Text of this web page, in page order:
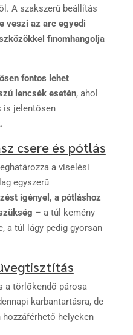
A szakszerű beállítás
veszi az arc egyedi
finomhangolja
fontos lehet
lencsék esetén, ahol
is jelentősen
csere és pótlás
a viselési
egyszerű
igényel, a pótláshoz
– a túl kemény
a túl lágy pedig gyorsan
a törlőkendő párosa
karbantartásra, de
hozzáférhető helyeken